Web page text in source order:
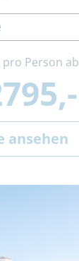
pro Person ab
ansehen